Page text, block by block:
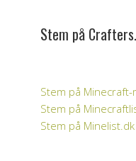
Stem på
Stem på Minecraft-
Stem på
Stem på Minelist.dk